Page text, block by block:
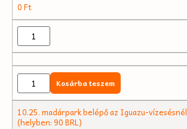
0Ft
Kosárba teszem
10.25. madárpark belépő az Iguazu-
(helyben: 90 BRL)